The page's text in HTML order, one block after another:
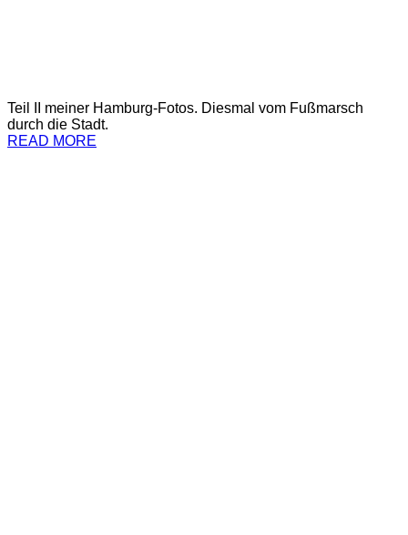
Teil II meiner Hamburg-Fotos. Diesmal vom Fußmarsch
durch die Stadt.
READ MORE